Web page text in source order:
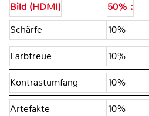
Bild (HDMI)
50% :
Schärfe
10%
Farbtreue 10%
Kontrastumfang 10%
Artefakte 10%